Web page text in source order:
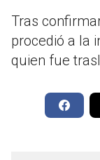
Tras
procedió a la
quien fue